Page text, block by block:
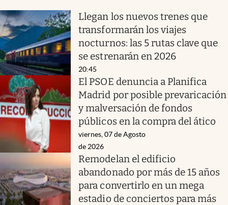
Llegan los nuevos trenes que
transformarán los viajes
nocturnos: las 5 rutas clave que
se estrenarán en 2026
20:45
El PSOE denuncia a Planifica
Madrid por posible prevaricación
y malversación de fondos
públicos en la compra del ático
viernes, 07 de Agosto
de 2026
Remodelan el edificio
abandonado por más de 15 años
para convertirlo en un mega
estadio de conciertos para más